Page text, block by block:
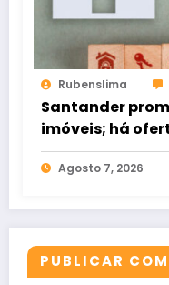
Rubenslima
Santander
imóveis; há
Agosto 7, 2026
PUBLICAR